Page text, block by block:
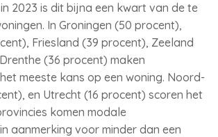
2023 is dit bijna een kwart van de te
In Groningen (50 procent),
Friesland (39 procent), Zeeland
(36 procent) maken
meeste kans op een woning. Noord-
en Utrecht (16 procent) scoren het
komen modale
aanmerking voor minder dan een